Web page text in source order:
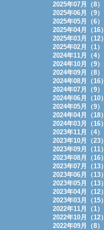
2025年07月（8）
2025年06月（9）
2025年05月（6）
2025年04月（16）
2025年03月（12）
2025年02月（1）
2024年11月（4）
2024年10月（9）
2024年09月（8）
2024年08月（16）
2024年07月（9）
2024年06月（10）
2024年05月（9）
2024年04月（18）
2024年03月（16）
2023年11月（4）
2023年10月（23）
2023年09月（11）
2023年08月（16）
2023年07月（13）
2023年06月（13）
2023年05月（13）
2023年04月（12）
2023年03月（15）
2022年11月（1）
2022年10月（12）
2022年09月（8）